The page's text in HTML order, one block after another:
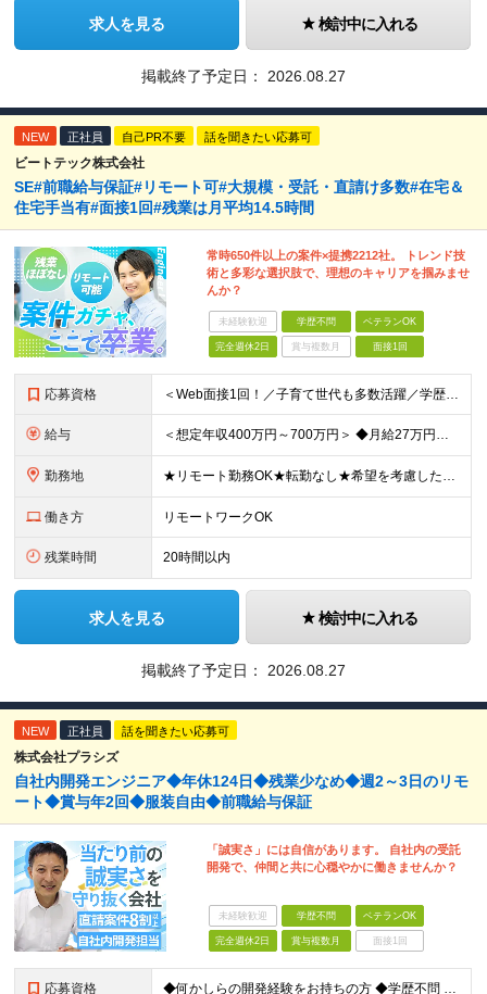
求人を見る 検討中に入れる
掲載終了予定日： 2026.08.27
NEW 正社員 自己PR不要 話を聞きたい応募可
ビートテック株式会社
SE#前職給与保証#リモート可#大規模・受託・直請け多数#在宅＆
住宅手当有#面接1回#残業は月平均14.5時間
常時650件以上の案件×提携2212社。 トレンド技
術と多彩な選択肢で、理想のキャリアを掴みませ
んか？
未経験歓迎 学歴不問 ベテランOK
完全週休2日 賞与複数月 面接1回
応募資格 ＜Web面接1回！／子育て世代も多数活躍／学歴不問＞ ■何かしらの開発経験をお持ちの方 ┗言語・フェーズ不問 ┗PG経験のみの方もOK ＼＼こんな方にピッタリ！／／ ◎希望する言語やプロジェクトに参
給与 ＜想定年収400万円～700万円＞ ◆月給27万円～48万円＋各種手当（交通費全額支給／役職手当／在宅手当など） ※これまでの経験やスキルを考慮のうえ、当社規定に沿って決定します。 ※6ヶ月間の試用期
勤務地 ★リモート勤務OK★転勤なし★希望を考慮した上で勤務地を決定します！★業績好調により新オフィスに移転！ 関東（東京都、神奈川県）または大阪、福岡のプロジェクト先での勤務となります。 ＜東京本社＞
働き方 リモートワークOK
残業時間 20時間以内
求人を見る 検討中に入れる
掲載終了予定日： 2026.08.27
NEW 正社員 話を聞きたい応募可
株式会社プラシズ
自社内開発エンジニア◆年休124日◆残業少なめ◆週2～3日のリモ
ート◆賞与年2回◆服装自由◆前職給与保証
「誠実さ」には自信があります。 自社内の受託
開発で、仲間と共に心穏やかに働きませんか？
未経験歓迎 学歴不問 ベテランOK
完全週休2日 賞与複数月 面接1回
応募資格 ◆何かしらの開発経験をお持ちの方 ◆学歴不問 ◆20代～40代活躍中 ★上流案件も多数 要件定義や設計など、上流工程の経験がある方も活躍できる環境です ★PM/PL候補も大歓迎 マネジメント経験のあ